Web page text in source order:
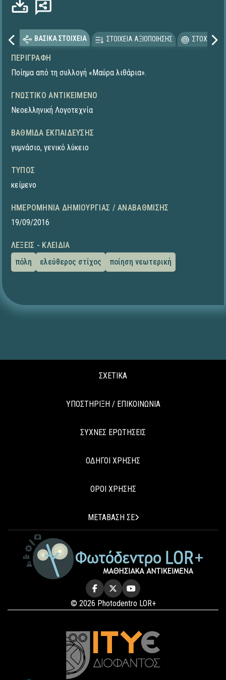
ΒΑΣΙΚΑ ΣΤΟΙΧΕΙΑ ΣΤΟΙΧΕΙΑ ΑΞΙΟΠΟΙΗΣΗΣ
ΠΕΡΙΓΡΑΦΉ
Ποίημα από τη συλλογή «Μαύρα λιθάρια».
ΓΝΩΣΤΙΚΌ ΑΝΤΙΚΕΊΜΕΝΟ
Νεοελληνική Λογοτεχνία
ΒΑΘΜΊΔΑ ΕΚΠΑΊΔΕΥΣΗΣ
γυμνάσιο, γενικό λύκειο
ΤΎΠΟΣ
κείμενο
ΗΜΕΡΟΜΗΝΊΑ ΔΗΜΙΟΥΡΓΊΑΣ / ΑΝΑΒΆΘΜΙΣΗΣ
19/09/2016
ΛΈΞΕΙΣ - ΚΛΕΙΔΙΆ
πόλη
ελεύθερος στίχος ποίηση νεωτερική
ΣΧΕΤΙΚΑ
ΥΠΟΣΤΗΡΙΞΗ / ΕΠΙΚΟΙΝΩΝΙΑ
ΣΥΧΝΕΣ ΕΡΩΤΗΣΕΙΣ
ΟΔΗΓΟΙ ΧΡΗΣΗΣ
ΟΡΟΙ ΧΡΗΣΗΣ
ΜΕΤΑΒΑΣΗ ΣΕ
© 2026 Photodentro LOR+